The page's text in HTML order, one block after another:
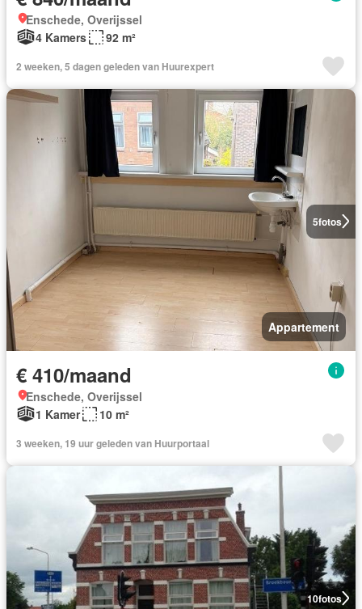
Enschede, Overijssel
4 Kamers
92 m²
2 weeken, 5 dagen geleden van Huurexpert
5fotos
Appartement
€ 410/maand
Enschede, Overijssel
1 Kamer
10 m²
3 weeken, 19 uur geleden van Huurportaal
10fotos